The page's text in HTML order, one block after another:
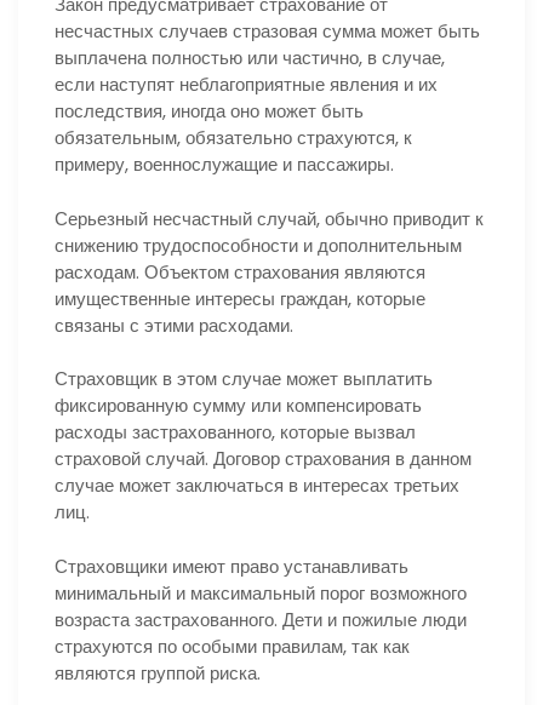
несчастных случаев стразовая сумма может быть
выплачена полностью или частично, в случае,
если наступят неблагоприятные явления и их
последствия, иногда оно может быть
обязательным, обязательно страхуются, к
примеру, военнослужащие и пассажиры.
Серьезный несчастный случай, обычно приводит к
снижению трудоспособности и дополнительным
расходам. Объектом страхования являются
имущественные интересы граждан, которые
связаны с этими расходами.
Страховщик в этом случае может выплатить
фиксированную сумму или компенсировать
расходы застрахованного, которые вызвал
страховой случай. Договор страхования в данном
случае может заключаться в интересах третьих
лиц.
Страховщики имеют право устанавливать
минимальный и максимальный порог возможного
возраста застрахованного. Дети и пожилые люди
страхуются по особыми правилам, так как
являются группой риска.